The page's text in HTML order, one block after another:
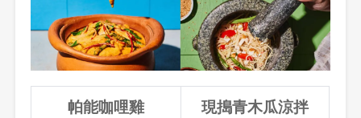
帕能咖哩雞 現搗青木瓜涼拌
確定要登出嗎？
先不要 確認